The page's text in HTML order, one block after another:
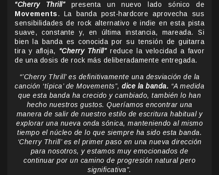
“Cherry Thrill”presenta un nuevo lado sónico de
Movements. La banda post-hardcore aprovecha sus
sensibilidades de rock alternativo e indie en esta pista
suave, constante y, en última instancia, mareada. Si
bien la banda es conocida por su tensión de guitarra
tira y afloja, “Cherry Thrill”reduce la velocidad a favor
de una dosis de rock más deliberadamente entregada.
“’Cherry Thrill’ es definitivamente una desviación de la
canción ‘típica’ de Movements”, dice la banda. “A medida
que esta banda ha crecido y cambiado, también lo han
hecho nuestros gustos. Queríamos encontrar una
manera de salir de nuestro estilo de escritura habitual y
explorar una nueva onda sónica, manteniendo al mismo
tiempo el núcleo de lo que siempre ha sido esta banda.
‘Cherry Thrill’ es el primer paso en una nueva dirección
para nosotros, y estamos muy emocionados de
continuar por un camino de progresión natural pero
significativa”.